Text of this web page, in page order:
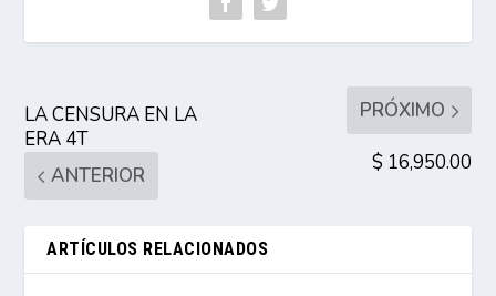
LA CENSURA EN LA
ERA 4T
ANTERIOR
PRÓXIMO
$ 16,950.00
ARTÍCULOS RELACIONADOS